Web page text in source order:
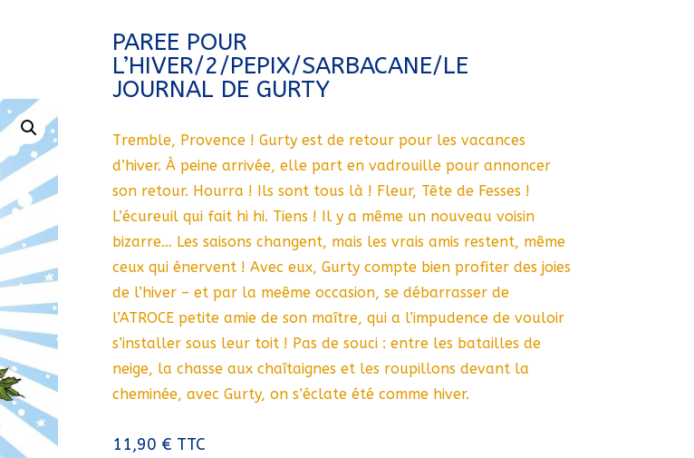
PAREE POUR
L’HIVER/2/PEPIX/SARBACANE/LE
JOURNAL DE GURTY
Tremble, Provence ! Gurty est de retour pour les vacances
d’hiver. À peine arrivée, elle part en vadrouille pour annoncer
son retour. Hourra ! Ils sont tous là ! Fleur, Tête de Fesses !
L’écureuil qui fait hi hi. Tiens ! Il y a même un nouveau voisin
bizarre… Les saisons changent, mais les vrais amis restent, même
ceux qui énervent ! Avec eux, Gurty compte bien profiter des joies
de l’hiver – et par la meême occasion, se débarrasser de
l’ATROCE petite amie de son maître, qui a l’impudence de vouloir
s’installer sous leur toit ! Pas de souci : entre les batailles de
neige, la chasse aux chaîtaignes et les roupillons devant la
cheminée, avec Gurty, on s’éclate été comme hiver.
11,90 € TTC